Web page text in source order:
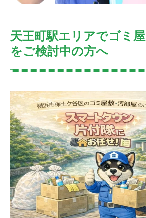
天王町駅エリアでゴミ
をご検討中の方へ